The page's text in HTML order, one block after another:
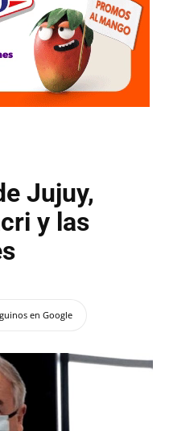
Jujuy,
y las
en Google